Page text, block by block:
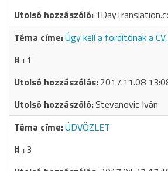
Úgy kell a fordítónak a
1
2017.11.08
Stevanovic Iván
ÜDVÖZLET
3